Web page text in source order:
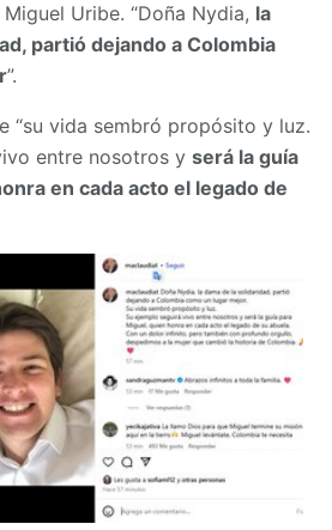
Uribe. “Doña Nydia, la
partió dejando a Colombia
”.
“su vida sembró propósito y luz.
entre nosotros y será la guía
en cada acto el legado de